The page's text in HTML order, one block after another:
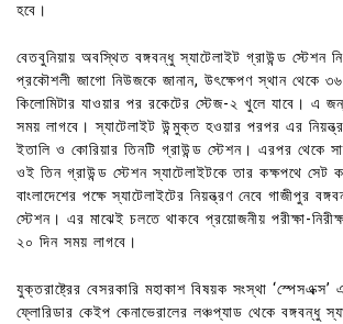
হবে।
বেতবুনিয়ায় অবস্থিত বঙ্গবন্ধু স্যাটেলাইট গ্রাউন্ড স্টেশন
প্রকৌশলী জাগো নিউজকে জানান, উৎক্ষেপণ স্থান থেকে
কিলোমিটার যাওয়ার পর রকেটের স্টেজ-২ খুলে যাবে। এ
সময় লাগবে। স্যাটেলাইট উন্মুক্ত হওয়ার পরপর এর
ইতালি ও কোরিয়ার তিনটি গ্রাউন্ড স্টেশন। এরপর থেকে
ওই তিন গ্রাউন্ড স্টেশন স্যাটেলাইটকে তার কক্ষপথে সেট
বাংলাদেশের পক্ষে স্যাটেলাইটের নিয়ন্ত্রণ নেবে গাজীপুর
স্টেশন। এর মাঝেই চলতে থাকবে প্রয়োজনীয় পরীক্ষা-
২০ দিন সময় লাগবে।
যুক্তরাষ্ট্রের বেসরকারি মহাকাশ বিষয়ক সংস্থা
ফ্লোরিডার কেইপ কেনাভেরালের লঞ্চপ্যাড থেকে বঙ্গবন্ধু